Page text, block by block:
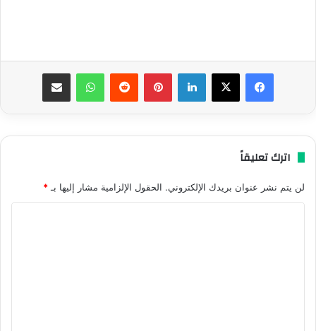
فيسبوك ‫X لينكدإن بينتيريست واتساب مشاركة عبر البريد
اترك تعليقاً
لن يتم نشر عنوان بريدك الإلكتروني. الحقول الإلزامية مشار إليها بـ *